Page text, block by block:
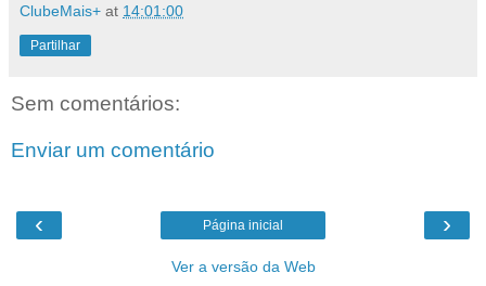
ClubeMais+ at 14:01:00
Partilhar
Sem comentários:
Enviar um comentário
‹ ›
Página inicial
Ver a versão da Web